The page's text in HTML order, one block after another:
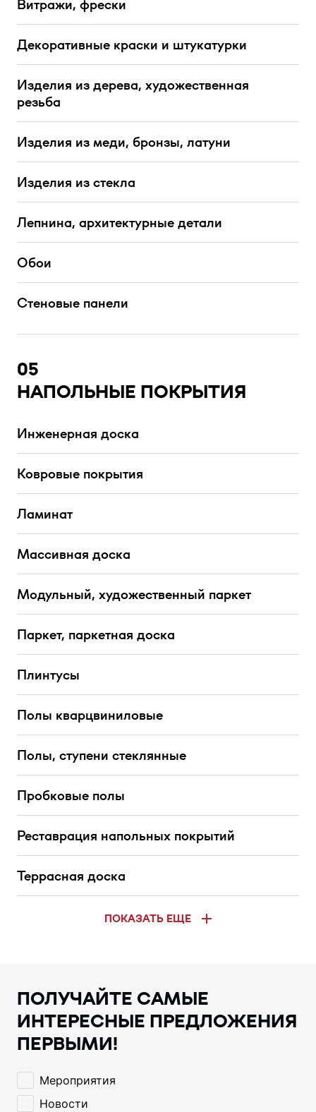
Витражи, фрески
Декоративные краски и штукатурки
Изделия из дерева, художественная
резьба
Изделия из меди, бронзы, латуни
Изделия из стекла
Лепнина, архитектурные детали
Обои
Стеновые панели
05
НАПОЛЬНЫЕ ПОКРЫТИЯ
Инженерная доска
Ковровые покрытия
Ламинат
Массивная доска
Модульный, художественный паркет
Паркет, паркетная доска
Плинтусы
Полы кварцвиниловые
Полы, ступени стеклянные
Пробковые полы
Реставрация напольных покрытий
Террасная доска
ПОКАЗАТЬ ЕЩЕ
ПОЛУЧАЙТЕ САМЫЕ
ИНТЕРЕСНЫЕ ПРЕДЛОЖЕНИЯ
ПЕРВЫМИ!
Мероприятия
Новости